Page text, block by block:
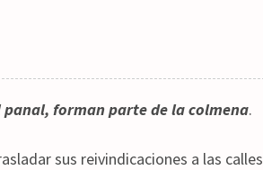
panal, forman parte de la colmena.
sus reivindicaciones a las calles